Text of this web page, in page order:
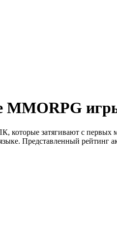
MMORPG
которые затягивают с
Представленный рейтинг